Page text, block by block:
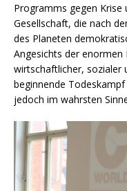
Programms gegen Krise
Gesellschaft, die nach
des Planeten
Angesichts der
wirtschaftlicher, sozialer
beginnende
jedoch im wahrsten